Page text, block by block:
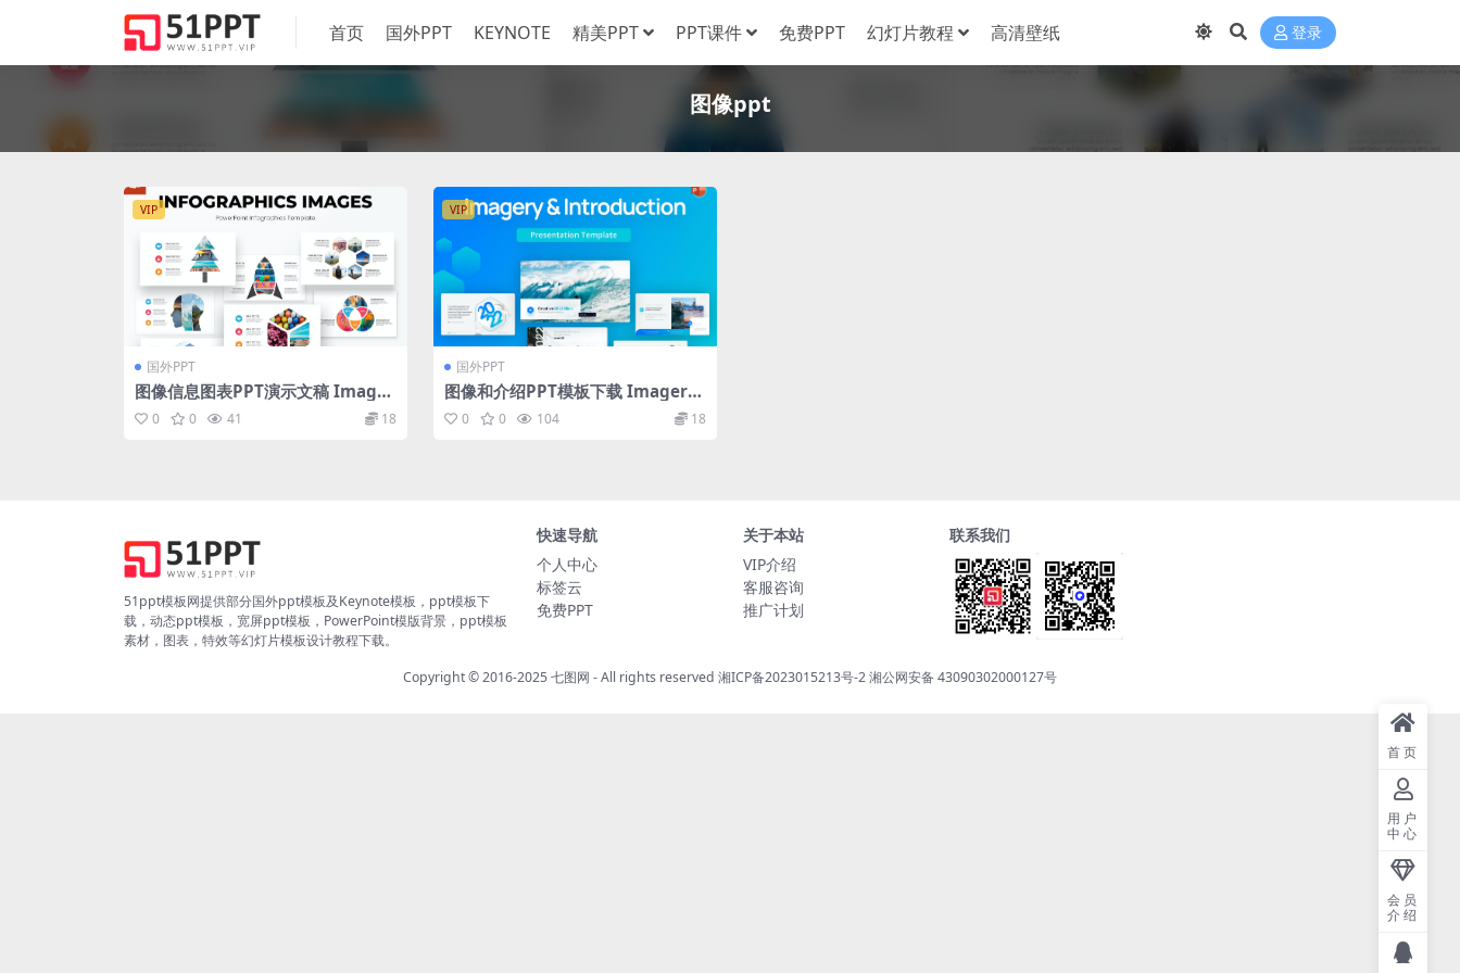
首页 国外PPT KEYNOTE 精美PPT PPT课件 免费PPT 幻灯片教程 高清壁纸 登录
图像ppt
VIP
国外PPT
图像信息图表PPT演示文稿 Images
Infographics PowerPoint Temp
late
0 0 41 18
VIP
国外PPT
图像和介绍PPT模板下载 Imagery
& Introduction PowerPoint Te
mplate
0 0 104 18
51ppt模板网提供部分国外ppt模板及Keynote模板，ppt模板下
载，动态ppt模板，宽屏ppt模板，PowerPoint模版背景，ppt模板
素材，图表，特效等幻灯片模板设计教程下载。
快速导航
个人中心
标签云
免费PPT
关于本站
VIP介绍
客服咨询
推广计划
联系我们
Copyright © 2016-2025七图网 - All rights reserved 湘ICP备2023015213号-2湘公网安备 43090302000127号
首页
用户
中心
会员
介绍